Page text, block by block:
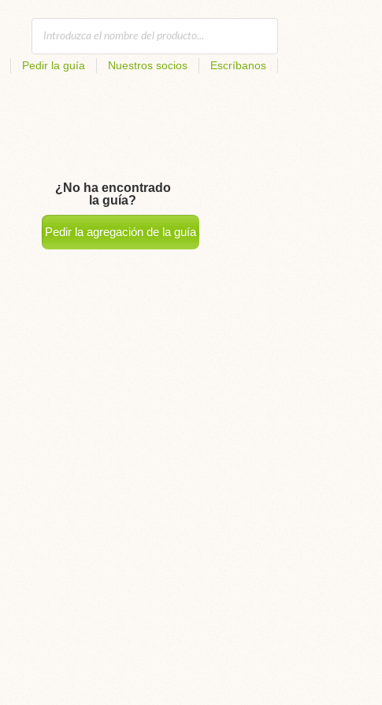
Pedir la guía Nuestros socios Escríbanos
¿No ha encontrado
la guía?
Pedir la agregación de la guía